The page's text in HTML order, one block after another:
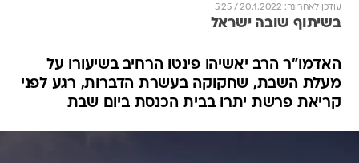
עודכן לאחרונה: 20.1.2022 / 5:25
בשיתוף שובה ישראל
האדמו"ר הרב יאשיהו פינטו הרחיב בשיעורו על
מעלת השבת, שחקוקה בעשרת הדברות, רגע לפני
קריאת פרשת יתרו בבית הכנסת ביום שבת